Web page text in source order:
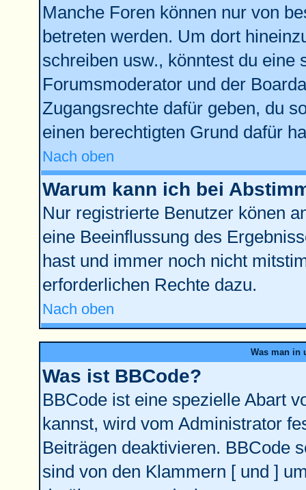
Manche Foren können nur von
betreten werden. Um dort
schreiben usw., könntest du eine
Forumsmoderator und der
Zugangsrechte dafür geben, du
einen berechtigten Grund dafür
Nach oben
Warum kann ich bei
Nur registrierte Benutzer könen
eine Beeinflussung des
hast und immer noch nicht
erforderlichen Rechte dazu.
Nach oben
Was man in
Was ist BBCode?
BBCode ist eine spezielle Abart
kannst, wird vom Administrator
Beiträgen deaktivieren. BBCode
sind von den Klammern [ und ]